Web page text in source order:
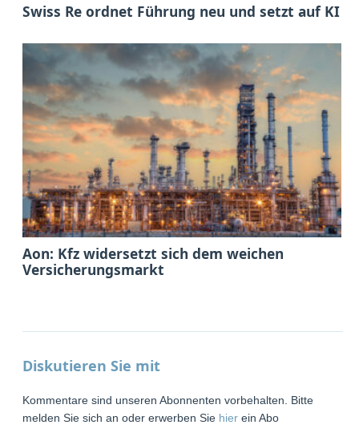
Swiss Re ordnet Führung neu und setzt auf KI
Aon: Kfz widersetzt sich dem weichen
Versicherungsmarkt
Diskutieren Sie mit
Kommentare sind unseren Abonnenten vorbehalten. Bitte
melden Sie sich an oder erwerben Sie hier ein Abo